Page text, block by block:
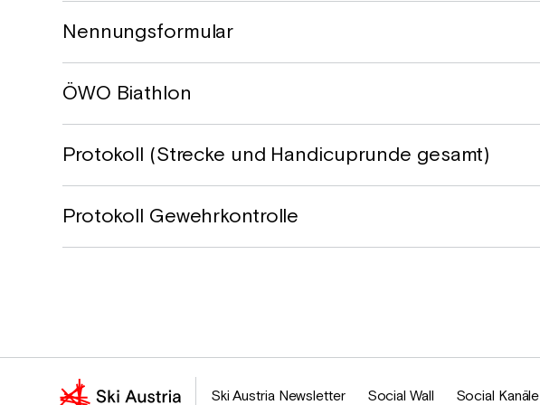
Nennungsformular
ÖWO Biathlon
Protokoll (Strecke und Handicuprunde gesamt)
Protokoll Gewehrkontrolle
Ski Austria Newsletter Social Wall Social Kanäle